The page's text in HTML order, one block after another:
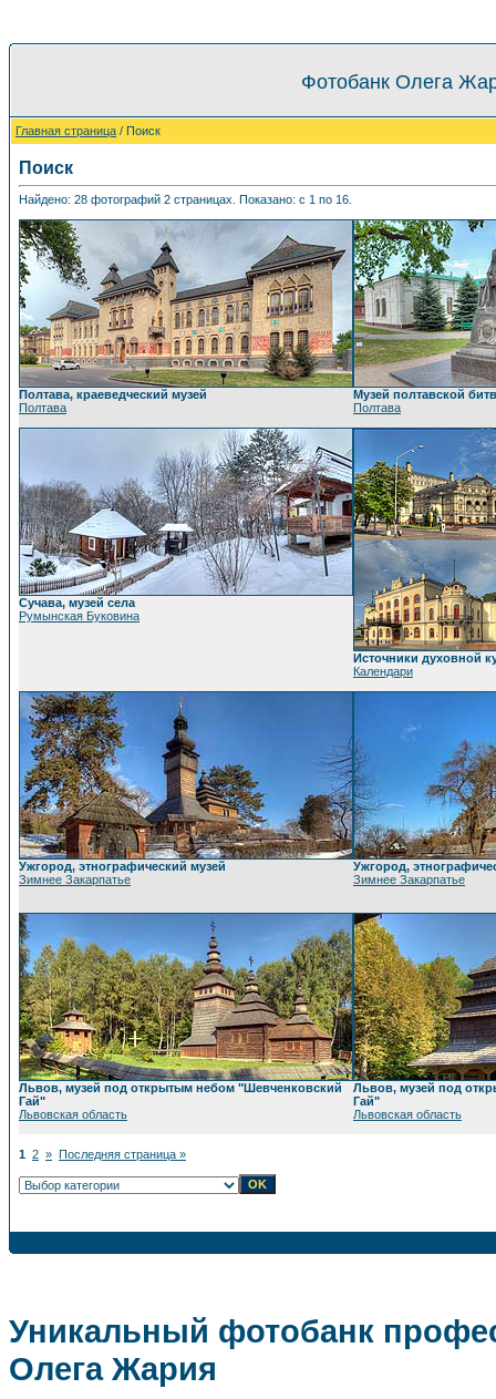
Фотобанк Олега
Главная страница / Поиск
Поиск
Найдено: 28 фотографий 2 страницах. Показано: с 1 по 16.
Полтава, краеведческий музей
Полтава
Музей полтавской
Полтава
Сучава, музей села
Румынская Буковина
Источники духовной
Календари
Ужгород, этнографический музей
Зимнее Закарпатье
Ужгород,
Зимнее Закарпатье
Львов, музей под открытым небом "Шевченковский
Гай"
Львовская область
Львов, музей под
Гай"
Львовская область
1 2 » Последняя страница »
Уникальный фотобанк
Олега Жария